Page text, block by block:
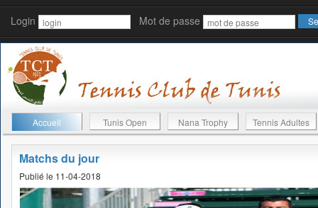
Login Mot de passe
Accueil Tunis Open Nana Trophy Tennis Adultes
Matchs du jour
Publié le 11-04-2018